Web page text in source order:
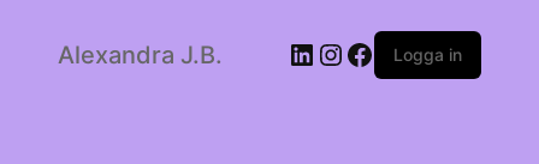
Alexandra J.B. LinkedIn
Instagram
Facebook
Logga in